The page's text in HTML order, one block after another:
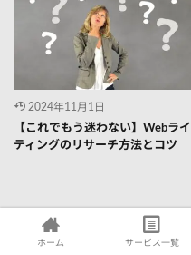
2024年11月1日
【これでもう迷わない】Webライ
ティングのリサーチ方法とコツ
ホーム サービス一覧